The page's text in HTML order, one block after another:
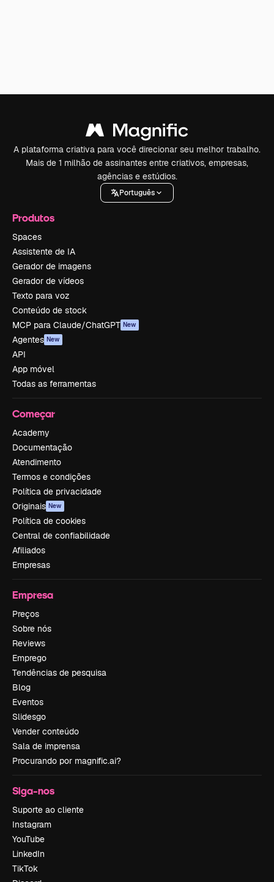
A plataforma criativa para você direcionar seu melhor trabalho.
Mais de 1 milhão de assinantes entre criativos, empresas,
agências e estúdios.
Português
Produtos
Spaces
Assistente de IA
Gerador de imagens
Gerador de vídeos
Texto para voz
Conteúdo de stock
MCP para Claude/ChatGPT New
Agentes New
API
App móvel
Todas as ferramentas
Começar
Academy
Documentação
Atendimento
Termos e condições
Política de privacidade
Originais New
Política de cookies
Central de confiabilidade
Afiliados
Empresas
Empresa
Preços
Sobre nós
Reviews
Emprego
Tendências de pesquisa
Blog
Eventos
Slidesgo
Vender conteúdo
Sala de imprensa
Procurando por magnific.ai?
Siga-nos
Suporte ao cliente
Instagram
YouTube
LinkedIn
TikTok